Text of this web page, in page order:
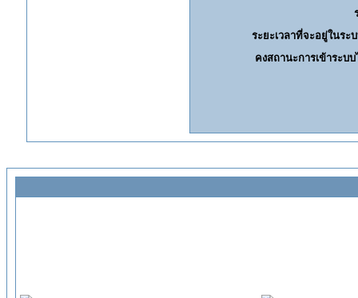
ระยะเวลาที่จะอยู่ในระ
คงสถานะการเข้าระบ